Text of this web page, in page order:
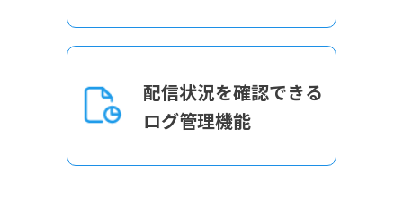
配信状況を確認できる
ログ管理機能